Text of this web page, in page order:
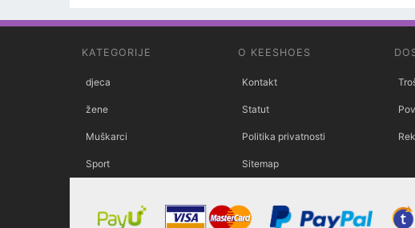
KATEGORIJE
djeca
žene
Muškarci
Sport
O KEESHOES
Kontakt
Statut
Politika privatnosti
Sitemap